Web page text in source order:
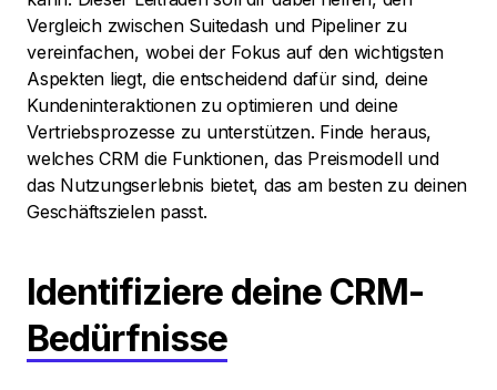
Vergleich zwischen Suitedash und Pipeliner zu
vereinfachen, wobei der Fokus auf den wichtigsten
Aspekten liegt, die entscheidend dafür sind, deine
Kundeninteraktionen zu optimieren und deine
Vertriebsprozesse zu unterstützen. Finde heraus,
welches CRM die Funktionen, das Preismodell und
das Nutzungserlebnis bietet, das am besten zu deinen
Geschäftszielen passt.
Identifiziere deine CRM-
Bedürfnisse